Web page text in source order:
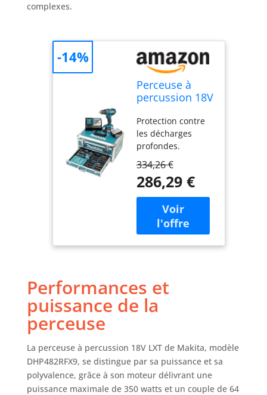
complexes.
Perceuse à
percussion 18V
avec
accessoires -
MAKITA
DHP482RFX9
Protection contre
les décharges
profondes.
automatiquement
lorsque la batterie
est presque vide.
Puissante
perceuse à
percussion sans fil
de 18 V avec
entièrement
métallique à 2
vitesses Les
des conditions
distinctes, sont
vendus à l'étranger
et peuvent différer
334,26 €
286,29 €
-14%
Performances et
puissance de la
perceuse
La perceuse à percussion 18V LXT de Makita, modèle
DHP482RFX9, se distingue par sa puissance et sa
polyvalence, grâce à son moteur délivrant une
puissance maximale de 350 watts et un couple de 64